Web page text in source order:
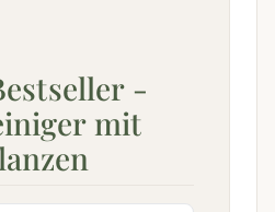
-
mit